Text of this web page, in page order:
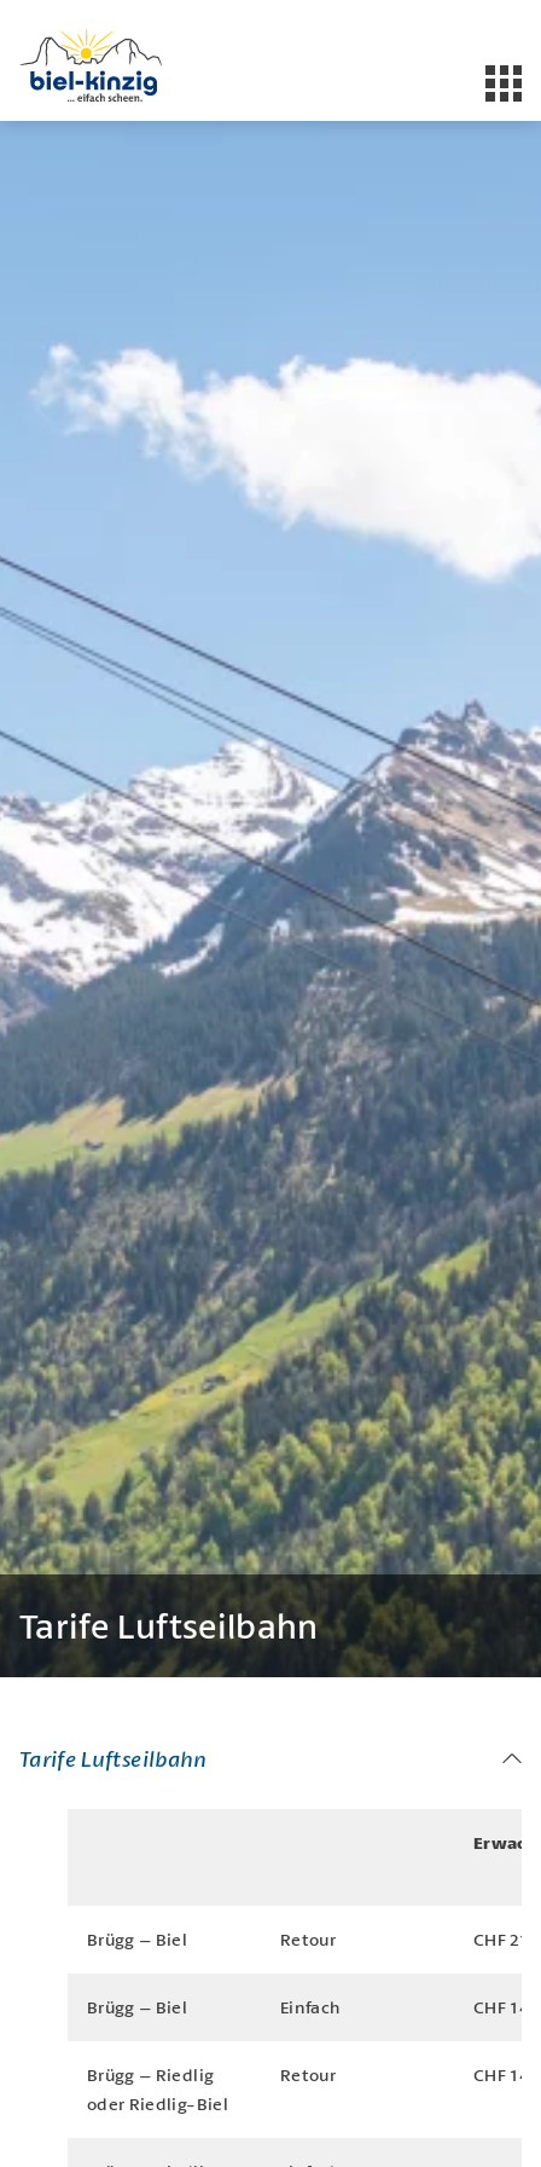
Tarife Luftseilbahn
Tarife Luftseilbahn
Brügg – Biel Retour CHF
Brügg – Biel Einfach CHF
Brügg – Riedlig
oder Riedlig-Biel
Retour CHF